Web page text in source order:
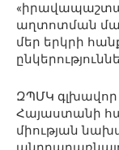
աղտոտման
մեր երկրի
ԶՊՄԿ
Հայաստանի
միության